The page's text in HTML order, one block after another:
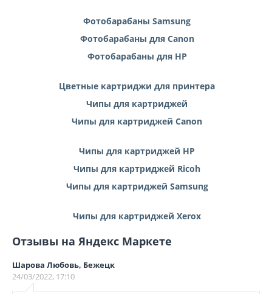
Фотобарабаны Samsung
Фотобарабаны для Canon
Фотобарабаны для HP
Цветные картриджи для принтера
Чипы для картриджей
Чипы для картриджей Canon
Чипы для картриджей HP
Чипы для картриджей Ricoh
Чипы для картриджей Samsung
Чипы для картриджей Xerox
Отзывы на Яндекс Маркете
Шарова Любовь, Бежецк
24/03/2022, 17:10